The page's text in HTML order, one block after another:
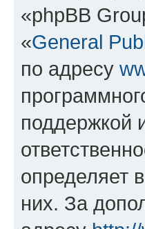
«phpBB
«General
по адресу
поддержкой
определяет
них. За